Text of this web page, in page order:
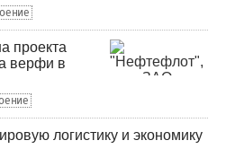
проекта
верфи в
логистику и экономику